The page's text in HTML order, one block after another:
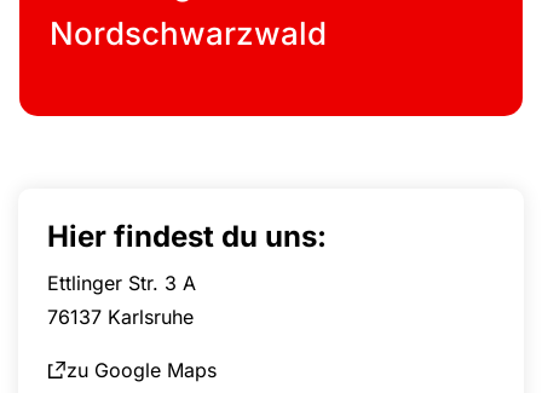
Nordschwarzwald
Hier findest du uns:
Ettlinger Str. 3 A
76137 Karlsruhe
zu Google Maps